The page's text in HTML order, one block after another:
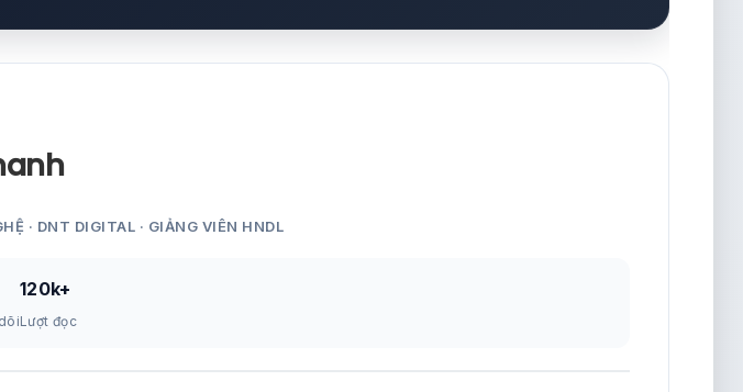
· DNT DIGITAL · GIẢNG VIÊN HNDL
120k+
Lượt đọc